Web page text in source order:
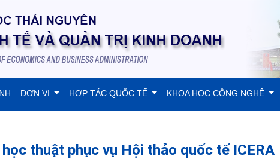
ĐƠN VỊ HỢP TÁC QUỐC TẾ KHOA HỌC CÔNG NGHỆ
thuật phục vụ Hội thảo quốc tế ICERA